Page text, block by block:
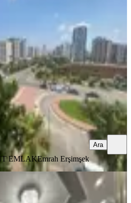
06.08.2026
EMLAKEmrah Erşimşek
Ara
Toki'de 2+1+d.gazlı
Satılık Daire.......................